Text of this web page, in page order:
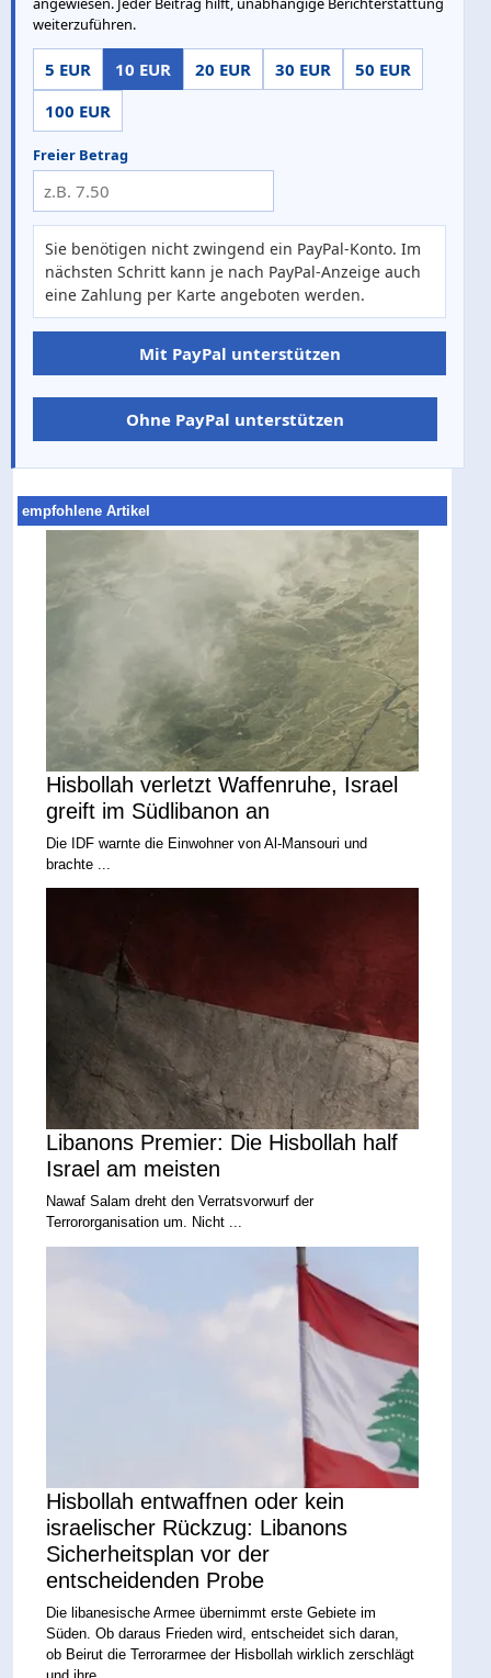
weiterzuführen.
5 EUR 10 EUR 20 EUR 30 EUR
50 EUR
100 EUR
Freier Betrag
Sie benötigen nicht zwingend ein PayPal-Konto. Im
nächsten Schritt kann je nach PayPal-Anzeige auch
eine Zahlung per Karte angeboten werden.
Mit PayPal unterstützen
Ohne PayPal unterstützen
empfohlene Artikel
Hisbollah verletzt Waffenruhe, Israel
greift im Südlibanon an
Die IDF warnte die Einwohner von Al-Mansouri und
brachte ...
Libanons Premier: Die Hisbollah half
Israel am meisten
Nawaf Salam dreht den Verratsvorwurf der
Terrororganisation um. Nicht ...
Hisbollah entwaffnen oder kein
israelischer Rückzug: Libanons
Sicherheitsplan vor der
entscheidenden Probe
Die libanesische Armee übernimmt erste Gebiete im
Süden. Ob daraus Frieden wird, entscheidet sich daran,
ob Beirut die Terrorarmee der Hisbollah wirklich zerschlägt